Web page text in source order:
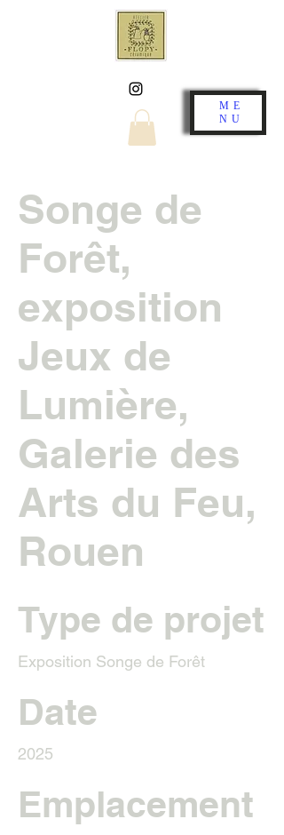
ME
NU
Songe de
Forêt,
exposition
Jeux de
Lumière,
Galerie des
Arts du Feu,
Rouen
Type de projet
Exposition Songe de Forêt
Date
2025
Emplacement